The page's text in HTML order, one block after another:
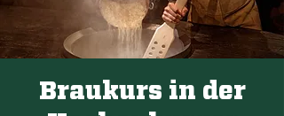
Braukurs in der